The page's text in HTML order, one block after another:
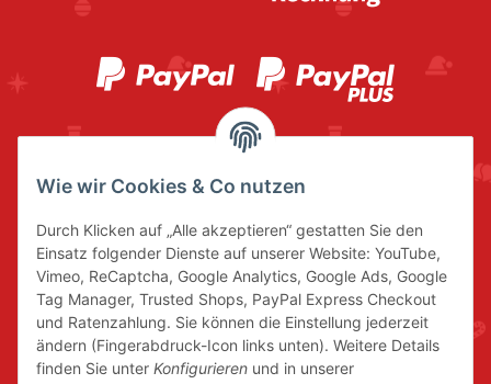
Wie wir Cookies & Co nutzen
Durch Klicken auf „Alle akzeptieren“ gestatten Sie den
Einsatz folgender Dienste auf unserer Website: YouTube,
Vimeo, ReCaptcha, Google Analytics, Google Ads, Google
Tag Manager, Trusted Shops, PayPal Express Checkout
und Ratenzahlung. Sie können die Einstellung jederzeit
ändern (Fingerabdruck-Icon links unten). Weitere Details
finden Sie unter Konfigurieren und in unserer